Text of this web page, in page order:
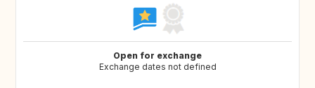
Open for exchange
Exchange dates not defined